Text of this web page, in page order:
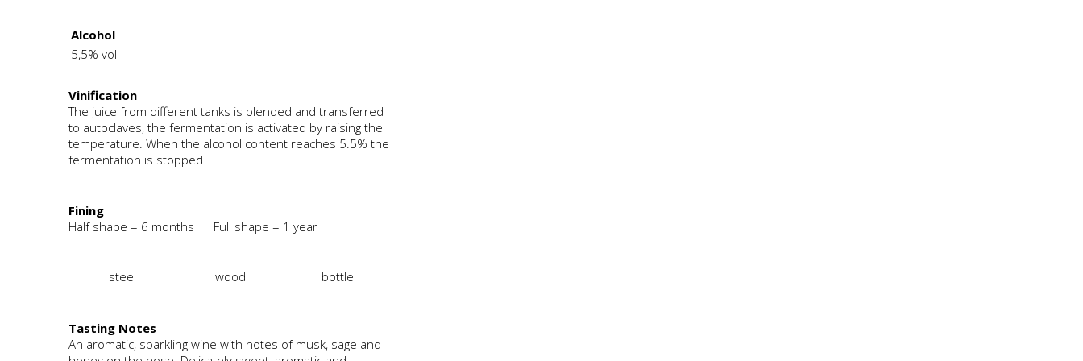
Alcohol
5,5% vol
Vinification
The juice from different tanks is blended and transferred
to autoclaves, the fermentation is activated by raising the
temperature. When the alcohol content reaches 5.5% the
fermentation is stopped
Fining
Half shape = 6 months Full shape = 1 year
steel wood bottle
Tasting Notes
An aromatic, sparkling wine with notes of musk, sage and